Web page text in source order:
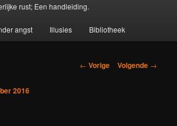
rust; Een handleiding.
angst Illusies Bibliotheek
Berichtnavigatie
← Vorige Volgende →
2016